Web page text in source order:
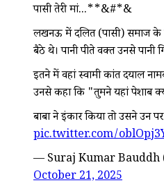
पासी तेरी मां...**&#*&
लखनऊ में दलित (पासी) समाज के
बैठे थे। पानी पीते वक्त उनसे पानी
इतने में वहां स्वामी कांत दयाल
उनसे कहा कि "तुमने यहां पेशाब
बाबा ने इंकार किया तो उसने उन
pic.twitter.com/
— Suraj Kumar Bauddh
October 21, 2025